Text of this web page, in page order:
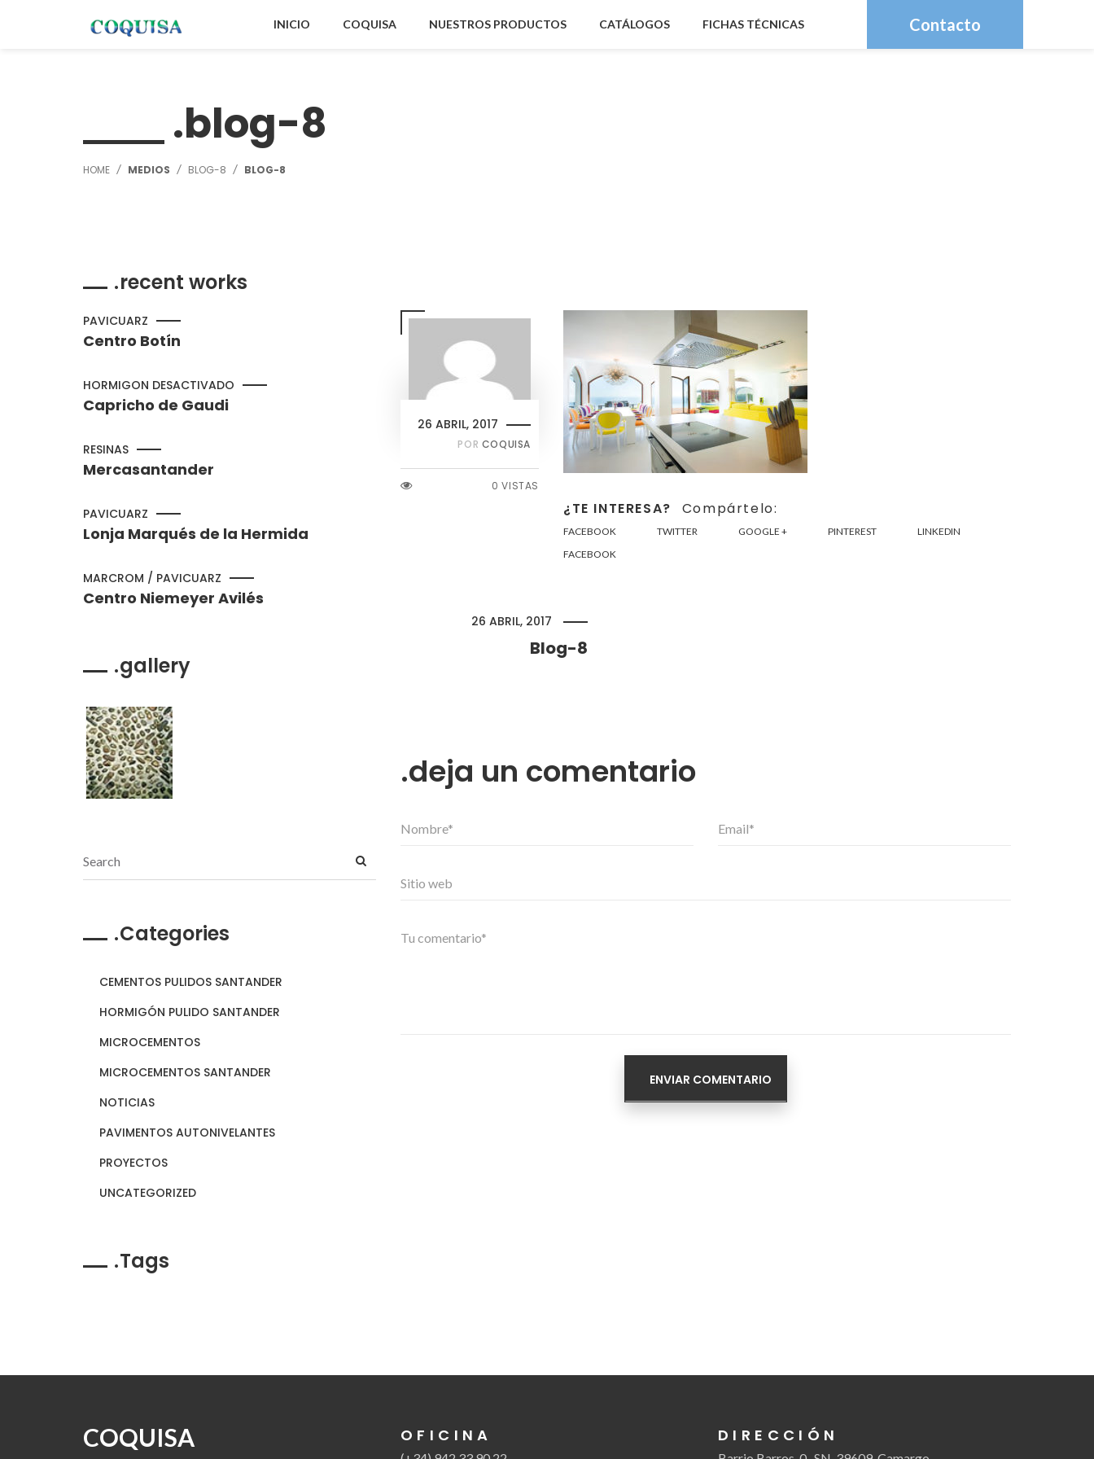
INICIO COQUISA NUESTROS PRODUCTOS CATÁLOGOS FICHAS TÉCNICAS Contacto
blog-8
HOME MEDIOS BLOG-8 BLOG-8
26 ABRIL, 2017
POR COQUISA
0 VISTAS
¿TE INTERESA? Compártelo:
FACEBOOK TWITTER GOOGLE + PINTEREST
LINKEDIN
FACEBOOK
26 ABRIL, 2017
Blog-8
deja un comentario
recent works
PAVICUARZ
Centro Botín
HORMIGON DESACTIVADO
Capricho de Gaudi
RESINAS
Mercasantander
PAVICUARZ
Lonja Marqués de la Hermida
MARCROM / PAVICUARZ
Centro Niemeyer Avilés
gallery
Categories
CEMENTOS PULIDOS SANTANDER
HORMIGÓN PULIDO SANTANDER
MICROCEMENTOS
MICROCEMENTOS SANTANDER
NOTICIAS
PAVIMENTOS AUTONIVELANTES
PROYECTOS
UNCATEGORIZED
Tags
COQUISA OFICINA DIRECCIÓN